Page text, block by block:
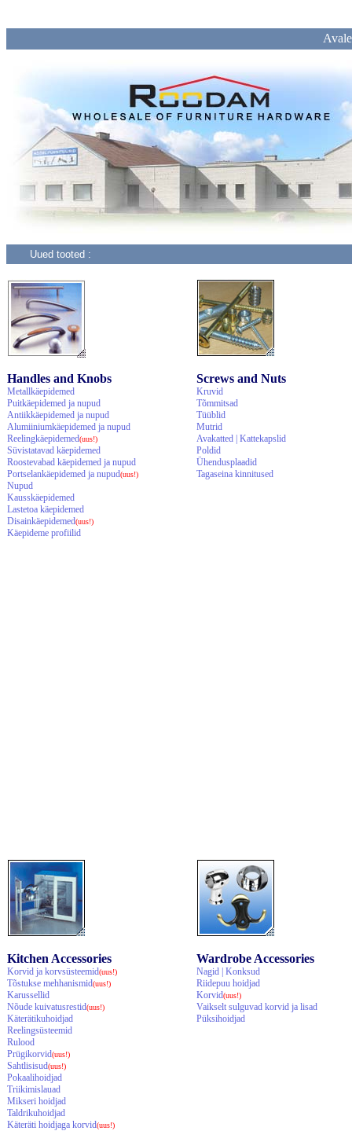
Uued tooted :
Handles and Knobs
Metallkäepidemed
Puitkäepidemed ja nupud
Antiikkäepidemed ja nupud
Alumiiniumkäepidemed ja nupud
Reelingkäepidemed(uus!)
Süvistatavad käepidemed
Roostevabad käepidemed ja nupud
Portselankäepidemed ja nupud(uus!)
Nupud
Kausskäepidemed
Lastetoa käepidemed
Disainkäepidemed(uus!)
Käepideme profiilid
Screws and Nuts
Kruvid
Tõmmitsad
Tüüblid
Mutrid
Avakatted | Kattekapslid
Poldid
Ühendusplaadid
Tagaseina kinnitused
Kitchen Accessories
Korvid ja korvsüsteemid(uus!)
Tõstukse mehhanismid(uus!)
Karussellid
Nõude kuivatusrestid(uus!)
Käterätikuhoidjad
Reelingsüsteemid
Rulood
Prügikorvid(uus!)
Sahtlisisud(uus!)
Pokaalihoidjad
Triikimislauad
Mikseri hoidjad
Taldrikuhoidjad
Käteräti hoidjaga korvid(uus!)
Wardrobe Accessories
Nagid | Konksud
Riidepuu hoidjad
Korvid(uus!)
Vaikselt sulguvad korvid ja lisad
Püksihoidjad